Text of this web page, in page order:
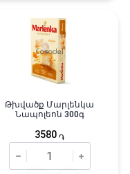
Թխվածք Մարլենկա
Նապոլեոն 300գ
3580 ֏